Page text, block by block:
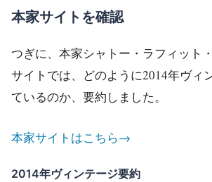
本家サイトを確認
つぎに、本家シャトー・ラフィット
サイトでは、どのように2014年ヴィ
ているのか、要約しました。
本家サイトはこちら→
2014年ヴィンテージ要約